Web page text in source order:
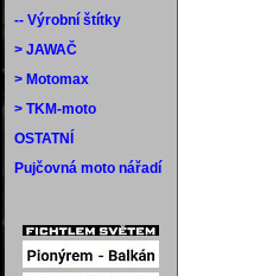
-- Výrobní štítky
> JAWAČ
> Motomax
> TKM-moto
OSTATNÍ
Pujčovná moto nářadí